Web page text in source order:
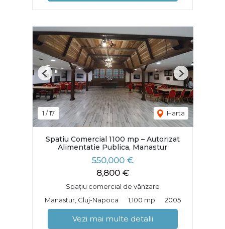
1 /17 Harta
Previous Next
Spatiu Comercial 1100 mp – Autorizat
Alimentatie Publica, Manastur
550,000 €
8,800 €
Spațiu comercial de vânzare
Manastur, Cluj-Napoca
1,100 mp 2005
Vezi mai multe detalii